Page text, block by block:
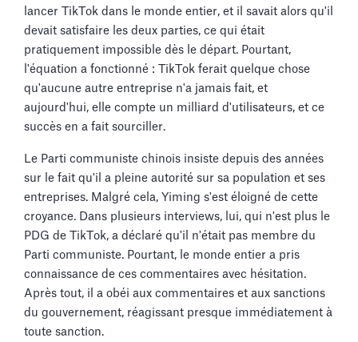
lancer TikTok dans le monde entier, et il savait alors qu'il
devait satisfaire les deux parties, ce qui était
pratiquement impossible dès le départ. Pourtant,
l'équation a fonctionné : TikTok ferait quelque chose
qu'aucune autre entreprise n'a jamais fait, et
aujourd'hui, elle compte un milliard d'utilisateurs, et ce
succès en a fait sourciller.
Le Parti communiste chinois insiste depuis des années
sur le fait qu'il a pleine autorité sur sa population et ses
entreprises. Malgré cela, Yiming s'est éloigné de cette
croyance. Dans plusieurs interviews, lui, qui n'est plus le
PDG de TikTok, a déclaré qu'il n'était pas membre du
Parti communiste. Pourtant, le monde entier a pris
connaissance de ces commentaires avec hésitation.
Après tout, il a obéi aux commentaires et aux sanctions
du gouvernement, réagissant presque immédiatement à
toute sanction.